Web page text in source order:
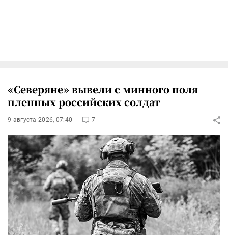
«Северяне» вывели с минного поля
пленных российских солдат
9 августа 2026, 07:40 7